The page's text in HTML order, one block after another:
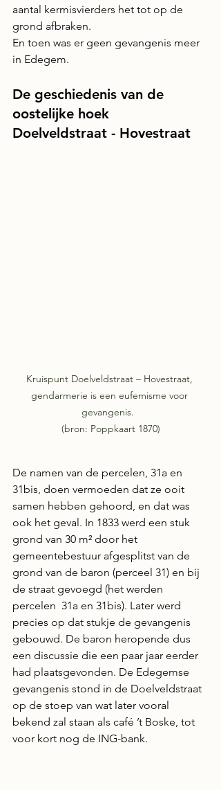
aantal kermisvierders het tot op de
grond afbraken.
En toen was er geen gevangenis meer
in Edegem.
De geschiedenis van de
oostelijke hoek
Doelveldstraat - Hovestraat
Kruispunt Doelveldstraat – Hovestraat,
gendarmerie is een eufemisme voor
gevangenis.
(bron: Poppkaart 1870)
De namen van de percelen, 31a en
31bis, doen vermoeden dat ze ooit
samen hebben gehoord, en dat was
ook het geval. In 1833 werd een stuk
grond van 30 m² door het
gemeentebestuur afgesplitst van de
grond van de baron (perceel 31) en bij
de straat gevoegd (het werden
percelen  31a en 31bis). Later werd
precies op dat stukje de gevangenis
gebouwd. De baron heropende dus
een discussie die een paar jaar eerder
had plaatsgevonden. De Edegemse
gevangenis stond in de Doelveldstraat
op de stoep van wat later vooral
bekend zal staan als café ’t Boske, tot
voor kort nog de ING-bank.